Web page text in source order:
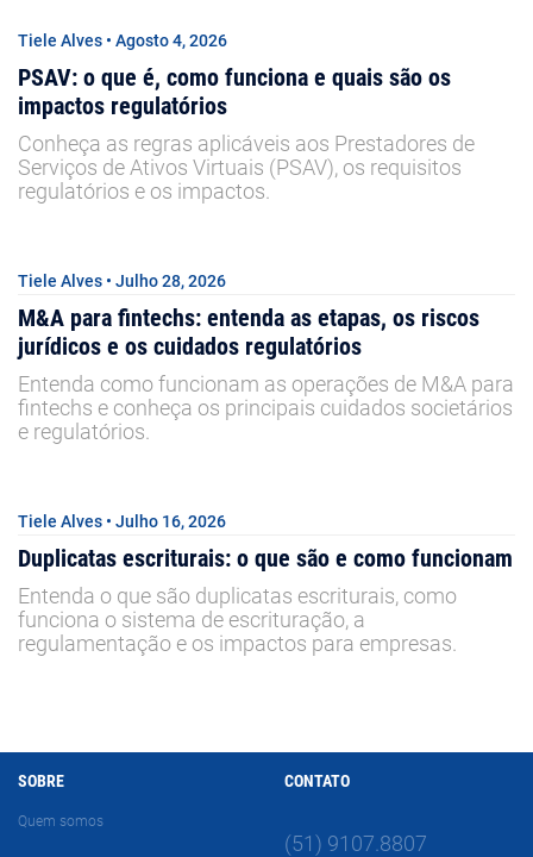
Tiele Alves • Agosto 4, 2026
PSAV: o que é, como funciona e quais são os
impactos regulatórios
Conheça as regras aplicáveis aos Prestadores de
Serviços de Ativos Virtuais (PSAV), os requisitos
regulatórios e os impactos.
Tiele Alves • Julho 28, 2026
M&A para fintechs: entenda as etapas, os riscos
jurídicos e os cuidados regulatórios
Entenda como funcionam as operações de M&A para
fintechs e conheça os principais cuidados societários
e regulatórios.
Tiele Alves • Julho 16, 2026
Duplicatas escriturais: o que são e como funcionam
Entenda o que são duplicatas escriturais, como
funciona o sistema de escrituração, a
regulamentação e os impactos para empresas.
SOBRE
Quem somos
CONTATO
(51) 9107.8807